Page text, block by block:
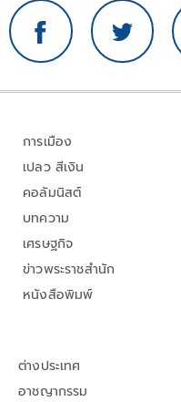
การเมือง
เปลว สีเงิน
คอลัมนิสต์
บทความ
เศรษฐกิจ
ข่าวพระราชสำนัก
หนังสือพิมพ์
ต่างประเทศ
อาชญากรรม